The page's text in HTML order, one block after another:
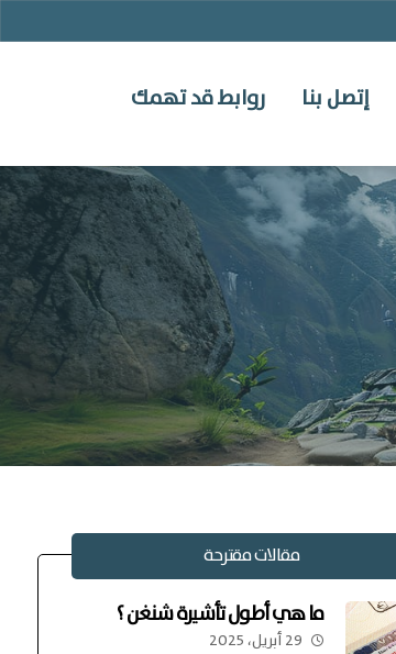
إتصل بنا روابط قد تهمك
مقالات مقترحة
ما هي أطول تأشيرة شنغن ؟
29 أبريل، 2025